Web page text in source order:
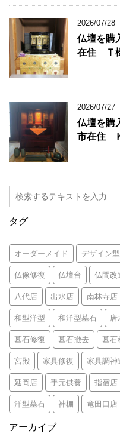
2026/07/28
仏壇を購
在住 Ｔ
2026/07/27
仏壇を購
市在住
タグ
オーダーメイド デザイン
仏像修復 仏壇台 仏間改
八代店 出水店 南林寺店
和型洋型 和洋型墓石 唐
墓石修復 墓石撤去 墓石
宮殿 家具修復 家具調神
延岡店 手元供養 指宿店
洋型墓石 神棚 竜田口店
アーカイブ